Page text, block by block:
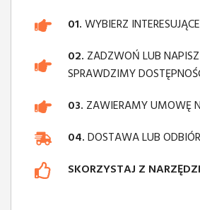
01.WYBIERZ
02. ZADZWOŃ LUB
SPRAWDZIMY
03. ZAWIERAMY UMOWĘ
04.DOSTAWA LUB
SKORZYSTAJ Z